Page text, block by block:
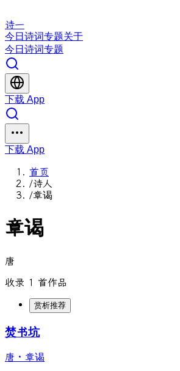
诗一
今日 诗词专题关于
今日 诗词专题
下载 App
下载 App
首页
/诗人
/章谒
章谒
唐
收录 1 首作品
赏析推荐
焚书坑
唐 · 章谒